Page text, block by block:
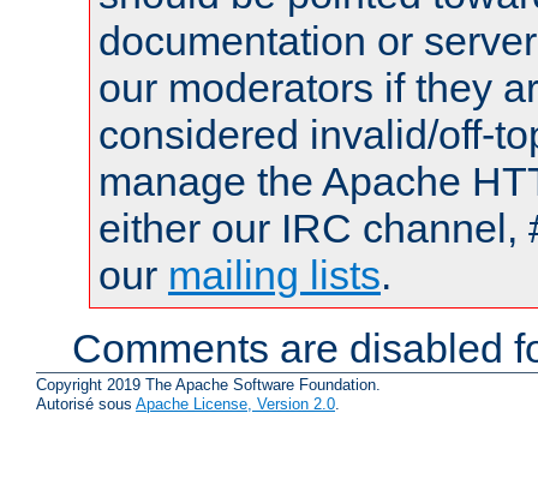
documentation or
our moderators if they
considered invalid/off-
manage the Apache
either our IRC channel,
our mailing lists.
Comments are disabled
Copyright 2019 The Apache Software Foundation.
Autorisé sous Apache License, Version 2.0.